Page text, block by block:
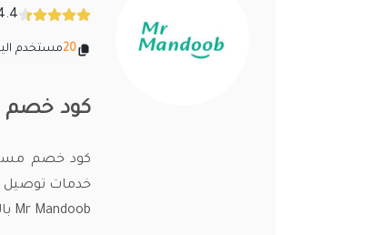
4.4 (299
20مستخدم
كود خصم
خدمات توصيل
Mr Mandoob بالإضافة لتخفيض عند استخدام كوبون مستر مندوب.